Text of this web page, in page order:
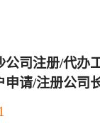
公司注册/代办
申请/注册公司